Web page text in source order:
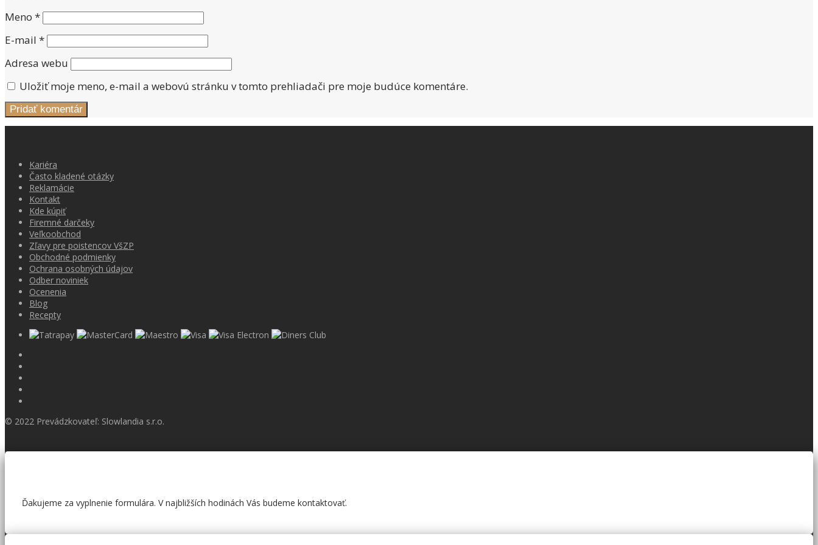
Meno *
E-mail *
Adresa webu
Uložiť moje meno, e-mail a webovú stránku v tomto prehliadači pre moje budúce komentáre.
Kariéra
Často kladené otázky
Reklamácie
Kontakt
Kde kúpiť
Firemné darčeky
Veľkoobchod
Zľavy pre poistencov VšZP
Obchodné podmienky
Ochrana osobných údajov
Odber noviniek
Ocenenia
Blog
Recepty
© 2022 Prevádzkovateľ: Slowlandia s.r.o.
Ďakujeme za vyplnenie formulára. V najbližších hodinách Vás budeme kontaktovať.